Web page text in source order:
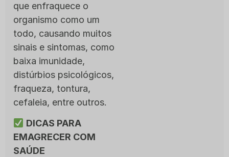
que enfraquece o
organismo como um
todo, causando muitos
sinais e sintomas, como
baixa imunidade,
distúrbios psicológicos,
fraqueza, tontura,
cefaleia, entre outros.
DICAS PARA
EMAGRECER COM
SAÚDE